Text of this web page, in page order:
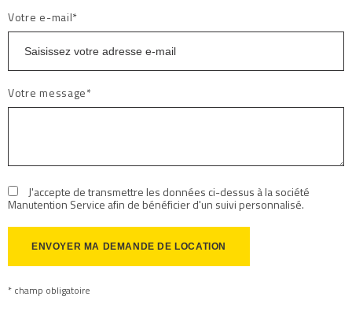
Votre e-mail*
Votre message*
J'accepte de transmettre les données ci-dessus à la société
Manutention Service afin de bénéficier d'un suivi personnalisé.
* champ obligatoire